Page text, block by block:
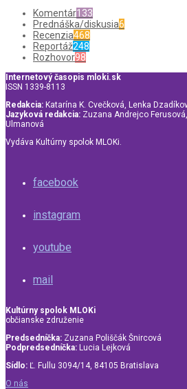
Komentár133
Prednáška/diskusia6
Recenzia468
Reportáž248
Rozhovor98
Internetový časopis mloki.sk
ISSN 1339-8113
Redakcia: Katarína K. Cvečková, Lenka
Jazyková redakcia: Zuzana Andrejco
Ulmanová
Vydáva Kultúrny spolok MLOKi.
facebook
instagram
youtube
mail
Kultúrny spolok MLOKi
občianske združenie
Predsedníčka: Zuzana Poliščák Šnircová
Podpredsedníčka: Lucia Lejková
Sídlo: Ľ. Fullu 3094/14, 84105 Bratislava
O nás